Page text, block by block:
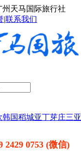
天马国际旅行社
|联系我们
韩国稻城亚丁芽庄三亚
2429 0753 (微信)